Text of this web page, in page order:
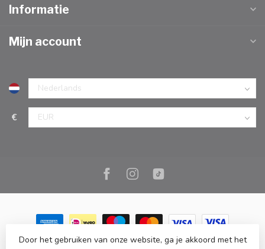
Informatie
Mijn account
€
© Copyright 2026 Marc Cook & Home | Webshop | Fysieke
Door het gebruiken van onze website, ga je akkoord met het